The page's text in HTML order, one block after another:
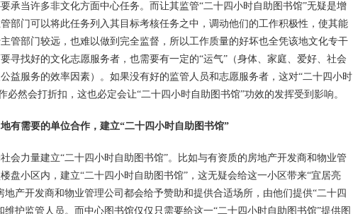
承当许多非文化方面中心任务。而让其监管“二十四小时自助图书馆”无疑是增
部门可以将此任务列入其目标考核任务之中，调动他们的工作积极性，使其能
管部门较远，也难以做到完全监督，所以工作质量的好坏也全凭该地文化专干
寻找好的文化志愿服务者，也需要有一定的“运气”（身体、家庭、爱好、社会
益服务的效率因素）。如果没有好的监管人员和志愿服务者，这对“二十四小时
必然会打折扣，这也必定会让“二十四小时自助图书馆”功效的发挥受到影响。
有需要的单位合作，建立“二十四小时自助图书馆”
力量建立“二十四小时自助图书馆”。比如与有资质的房地产开发商和物业管
盘小区内，建立“二十四小时自助图书馆”，这无疑会给这一小区带来“宜居亮
地产开发商和物业管理公司都会给予赞助和提供合适场所，由他们提供“二十四
护监管人员。而中心图书馆仅仅只需要给这一“二十四小时自助图书馆”提供图